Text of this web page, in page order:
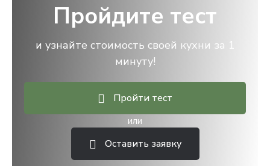
Пройдите тест
и узнайте стоимость своей кухни за 1
минуту!
Пройти тест
или
Оставить заявку